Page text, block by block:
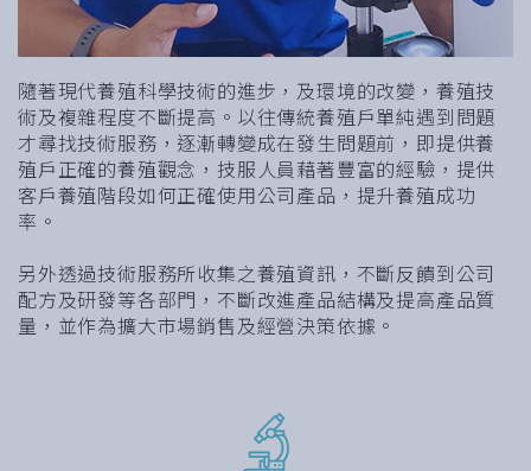
隨著現代養殖科學技術的進步，及環境的改變，養殖技
術及複雜程度不斷提高。以往傳統養殖戶單純遇到問題
才尋找技術服務，逐漸轉變成在發生問題前，即提供養
殖戶正確的養殖觀念，技服人員藉著豐富的經驗，提供
客戶養殖階段如何正確使用公司產品，提升養殖成功
率。
另外透過技術服務所收集之養殖資訊，不斷反饋到公司
配方及研發等各部門，不斷改進產品結構及提高產品質
量，並作為擴大市場銷售及經營決策依據。